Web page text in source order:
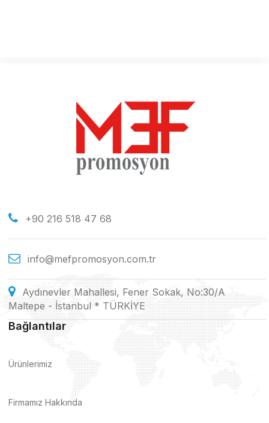
+90 216 518 47 68
info@mefpromosyon.com.tr
Aydınevler Mahallesi, Fener Sokak, No:30/A
Maltepe - İstanbul * TÜRKİYE
Bağlantılar
Ürünlerimiz
Firmamız Hakkında